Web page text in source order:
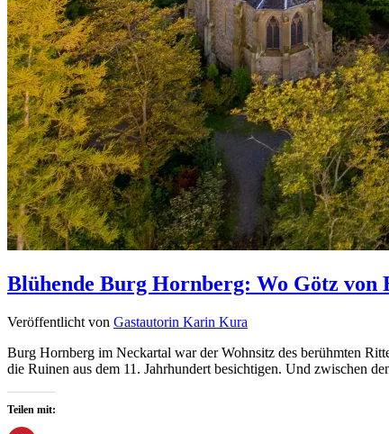
Blühende Burg Hornberg: Wo Götz von
Veröffentlicht von Gastautorin Karin Kura
Burg Hornberg im Neckartal war der Wohnsitz des berühmten
die Ruinen aus dem 11. Jahrhundert besichtigen. Und zwischen
Teilen mit: